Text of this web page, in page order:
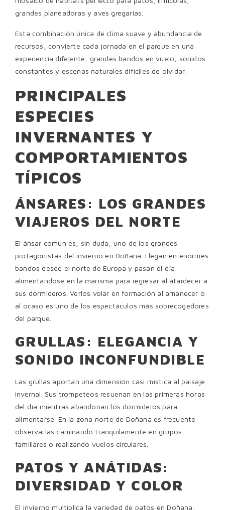
grandes planeadoras y aves gregarias.
Esta combinación única de clima suave y abundancia de
recursos, convierte cada jornada en el parque en una
experiencia diferente: grandes bandos en vuelo, sonidos
constantes y escenas naturales difíciles de olvidar.
PRINCIPALES
ESPECIES
INVERNANTES Y
COMPORTAMIENTOS
TÍPICOS
ÁNSARES: LOS GRANDES
VIAJEROS DEL NORTE
El ánsar común es, sin duda, uno de los grandes
protagonistas del invierno en Doñana. Llegan en enormes
bandos desde el norte de Europa y pasan el día
alimentándose en la marisma para regresar al atardecer a
sus dormideros. Verlos volar en formación al amanecer o
al ocaso es uno de los espectáculos más sobrecogedores
del parque.
GRULLAS: ELEGANCIA Y
SONIDO INCONFUNDIBLE
Las grullas aportan una dimensión casi mística al paisaje
invernal. Sus trompeteos resuenan en las primeras horas
del día mientras abandonan los dormideros para
alimentarse. En la zona norte de Doñana es frecuente
observarlas caminando tranquilamente en grupos
familiares o realizando vuelos circulares.
PATOS Y ANÁTIDAS:
DIVERSIDAD Y COLOR
El invierno multiplica la variedad de patos en Doñana: